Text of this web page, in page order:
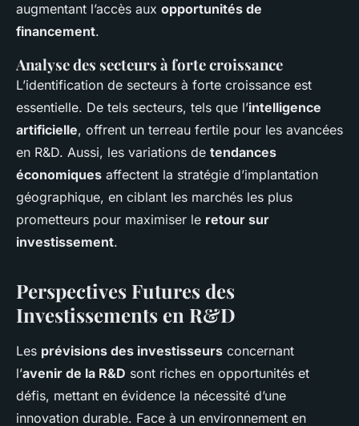
augmentant l’accès aux opportunités de
financement.
Analyse des secteurs à forte croissance
L’identification de secteurs à forte croissance est
essentielle. De tels secteurs, tels que l’intelligence
artificielle, offrent un terreau fertile pour les avancées
en R&D. Aussi, les variations de tendances
économiques affectent la stratégie d’implantation
géographique, en ciblant les marchés les plus
prometteurs pour maximiser le retour sur
investissement.
Perspectives Futures des
Investissements en R&D
Les prévisions des investisseurs concernant
l’avenir de la R&D sont riches en opportunités et
défis, mettant en évidence la nécessité d’une
innovation durable. Face à un environnement en